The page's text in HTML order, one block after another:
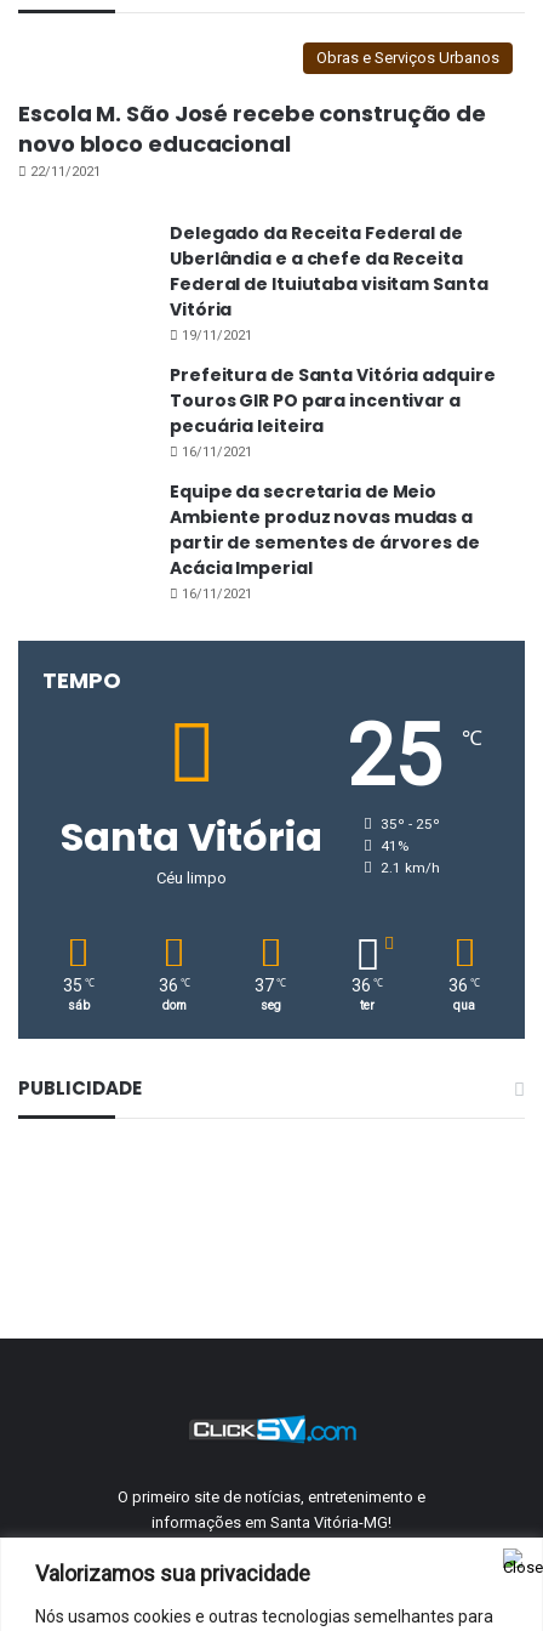
Valorizamos sua privacidade
Nós usamos cookies e outras tecnologias semelhantes para
Obras e Serviços Urbanos
Escola M. São José recebe construção de
novo bloco educacional
22/11/2021
Delegado da Receita Federal de
Uberlândia e a chefe da Receita
Federal de Ituiutaba visitam Santa
Vitória
19/11/2021
Prefeitura de Santa Vitória adquire
Touros GIR PO para incentivar a
pecuária leiteira
16/11/2021
Equipe da secretaria de Meio
Ambiente produz novas mudas a
partir de sementes de árvores de
Acácia Imperial
16/11/2021
TEMPO
Santa Vitória
Céu limpo
25 ℃
35º - 25º
41%
2.1 km/h
35 ℃
sáb
36 ℃
dom
37 ℃
seg
36 ℃
ter
36 ℃
qua
PUBLICIDADE
O primeiro site de notícias, entretenimento e
informações em Santa Vitória-MG!
©ClickSV2005 - 2026 Todos os direitos reservados.